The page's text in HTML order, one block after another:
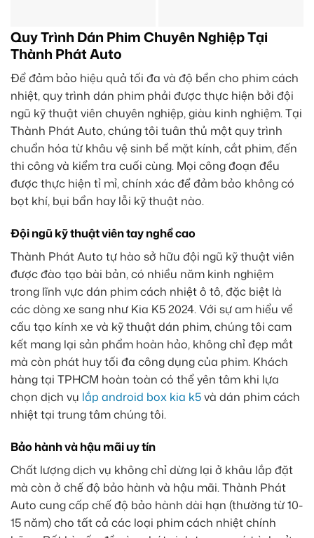
Quy Trình Dán Phim Chuyên Nghiệp Tại
Thành Phát Auto
Để đảm bảo hiệu quả tối đa và độ bền cho phim cách
nhiệt, quy trình dán phim phải được thực hiện bởi đội
ngũ kỹ thuật viên chuyên nghiệp, giàu kinh nghiệm. Tại
Thành Phát Auto, chúng tôi tuân thủ một quy trình
chuẩn hóa từ khâu vệ sinh bề mặt kính, cắt phim, đến
thi công và kiểm tra cuối cùng. Mọi công đoạn đều
được thực hiện tỉ mỉ, chính xác để đảm bảo không có
bọt khí, bụi bẩn hay lỗi kỹ thuật nào.
Đội ngũ kỹ thuật viên tay nghề cao
Thành Phát Auto tự hào sở hữu đội ngũ kỹ thuật viên
được đào tạo bài bản, có nhiều năm kinh nghiệm
trong lĩnh vực dán phim cách nhiệt ô tô, đặc biệt là
các dòng xe sang như Kia K5 2024. Với sự am hiểu về
cấu tạo kính xe và kỹ thuật dán phim, chúng tôi cam
kết mang lại sản phẩm hoàn hảo, không chỉ đẹp mắt
mà còn phát huy tối đa công dụng của phim. Khách
hàng tại TPHCM hoàn toàn có thể yên tâm khi lựa
chọn dịch vụ lắp android box kia k5và dán phim cách
nhiệt tại trung tâm chúng tôi.
Bảo hành và hậu mãi uy tín
Chất lượng dịch vụ không chỉ dừng lại ở khâu lắp đặt
mà còn ở chế độ bảo hành và hậu mãi. Thành Phát
Auto cung cấp chế độ bảo hành dài hạn (thường từ 10-
15 năm) cho tất cả các loại phim cách nhiệt chính